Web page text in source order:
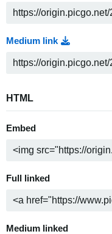
Medium link
HTML
Embed
Full linked
Medium linked